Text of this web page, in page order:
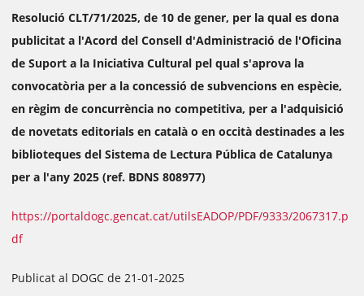
Resolució CLT/71/2025, de 10 de gener, per la qual es dona
publicitat a l'Acord del Consell d'Administració de l'Oficina
de Suport a la Iniciativa Cultural pel qual s'aprova la
convocatòria per a la concessió de subvencions en espècie,
en règim de concurrència no competitiva, per a l'adquisició
de novetats editorials en català o en occità destinades a les
biblioteques del Sistema de Lectura Pública de Catalunya
per a l'any 2025 (ref. BDNS 808977)
https://portaldogc.gencat.cat/utilsEADOP/PDF/9333/2067317.p
df
Publicat al DOGC de 21-01-2025